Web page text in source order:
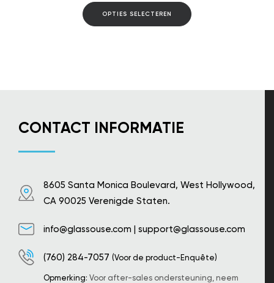
OPTIES SELECTEREN
product
CONTACT INFORMATIE
8605 Santa Monica Boulevard, West Hollywood,
CA 90025 Verenigde Staten.
info@glassouse.com | support@glassouse.com
(760) 284-7057 (Voor de product-Enquête)
Opmerking: Voor after-sales ondersteuning, neem